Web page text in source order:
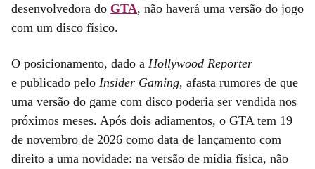
desenvolvedora do GTA, não haverá uma versão do jogo
com um disco físico.
O posicionamento, dado a Hollywood Reporter
e publicado pelo Insider Gaming, afasta rumores de que
uma versão do game com disco poderia ser vendida nos
próximos meses. Após dois adiamentos, o GTA tem 19
de novembro de 2026 como data de lançamento com
direito a uma novidade: na versão de mídia física, não